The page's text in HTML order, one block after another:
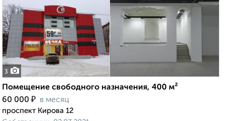
3
Помещение свободного назначения, 400 м²
60 000 ₽ в месяц
проспект Кирова 12